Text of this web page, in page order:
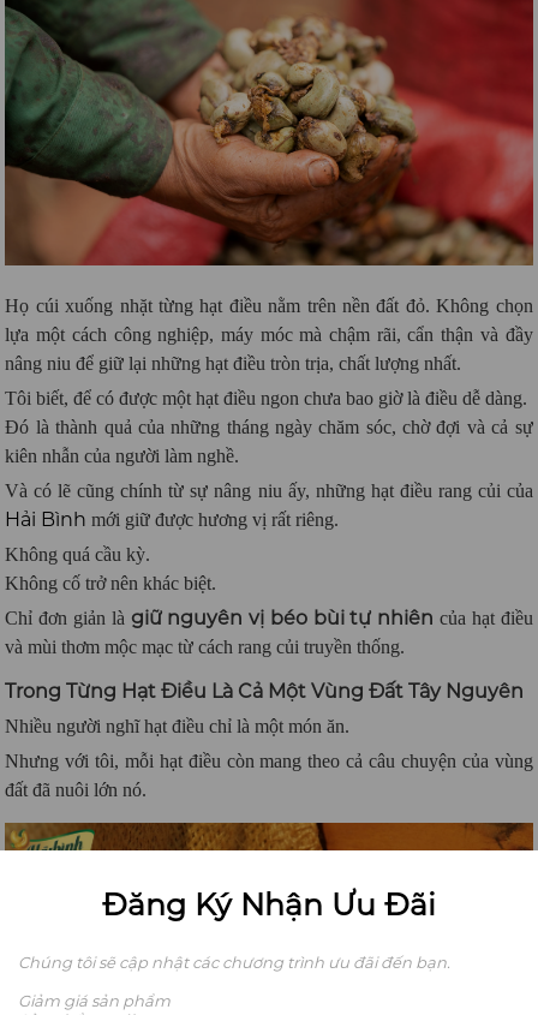
Họ cúi xuống nhặt từng hạt điều nằm trên nền đất đỏ. Không chọn
lựa một cách công nghiệp, máy móc mà chậm rãi, cẩn thận và đầy
nâng niu để giữ lại những hạt điều tròn trịa, chất lượng nhất.
Tôi biết, để có được một hạt điều ngon chưa bao giờ là điều dễ dàng.
Đó là thành quả của những tháng ngày chăm sóc, chờ đợi và cả sự
kiên nhẫn của người làm nghề.
Và có lẽ cũng chính từ sự nâng niu ấy, những hạt điều rang củi của
Hải Bình mới giữ được hương vị rất riêng.
Không quá cầu kỳ.
Không cố trở nên khác biệt.
Chỉ đơn giản là giữ nguyên vị béo bùi tự nhiên của hạt điều
và mùi thơm mộc mạc từ cách rang củi truyền thống.
Trong Từng Hạt Điều Là Cả Một Vùng Đất Tây Nguyên
Nhiều người nghĩ hạt điều chỉ là một món ăn.
Nhưng với tôi, mỗi hạt điều còn mang theo cả câu chuyện của vùng
đất đã nuôi lớn nó.
Đăng Ký Nhận Ưu Đãi
Chúng tôi sẽ cập nhật các chương trình ưu đãi đến bạn.
Giảm giá sản phẩm